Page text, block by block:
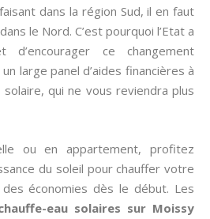
dans la région Sud, il en faut
le Nord. C’est pourquoi l’Etat a
ce changement
large panel d’aides financières à
qui ne vous reviendra plus
ou en appartement, profitez
du soleil pour chauffer votre
économies dès le début. Les
eau solaires sur Moissy